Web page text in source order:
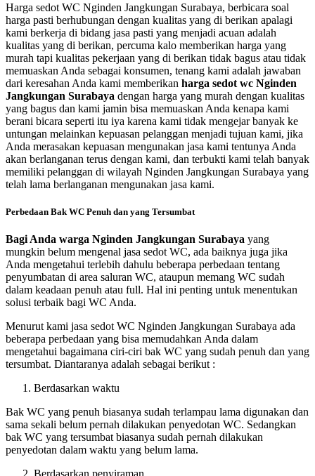
Harga sedot WC Nginden Jangkungan Surabaya, berbicara soal
harga pasti berhubungan dengan kualitas yang di berikan apalagi
kami berkerja di bidang jasa pasti yang menjadi acuan adalah
kualitas yang di berikan, percuma kalo memberikan harga yang
murah tapi kualitas pekerjaan yang di berikan tidak bagus atau tidak
memuaskan Anda sebagai konsumen, tenang kami adalah jawaban
dari keresahan Anda kami memberikan harga sedot wc Nginden
Jangkungan Surabaya dengan harga yang murah dengan kualitas
yang bagus dan kami jamin bisa memuaskan Anda kenapa kami
berani bicara seperti itu iya karena kami tidak mengejar banyak ke
untungan melainkan kepuasan pelanggan menjadi tujuan kami, jika
Anda merasakan kepuasan mengunakan jasa kami tentunya Anda
akan berlanganan terus dengan kami, dan terbukti kami telah banyak
memiliki pelanggan di wilayah Nginden Jangkungan Surabaya yang
telah lama berlanganan mengunakan jasa kami.
Perbedaan Bak WC Penuh dan yang Tersumbat
Bagi Anda warga Nginden Jangkungan Surabaya yang
mungkin belum mengenal jasa sedot WC, ada baiknya juga jika
Anda mengetahui terlebih dahulu beberapa perbedaan tentang
penyumbatan di area saluran WC, ataupun memang WC sudah
dalam keadaan penuh atau full. Hal ini penting untuk menentukan
solusi terbaik bagi WC Anda.
Menurut kami jasa sedot WC Nginden Jangkungan Surabaya ada
beberapa perbedaan yang bisa memudahkan Anda dalam
mengetahui bagaimana ciri-ciri bak WC yang sudah penuh dan yang
tersumbat. Diantaranya adalah sebagai berikut :
Berdasarkan waktu
Bak WC yang penuh biasanya sudah terlampau lama digunakan dan
sama sekali belum pernah dilakukan penyedotan WC. Sedangkan
bak WC yang tersumbat biasanya sudah pernah dilakukan
penyedotan dalam waktu yang belum lama.
Berdasarkan penyiraman